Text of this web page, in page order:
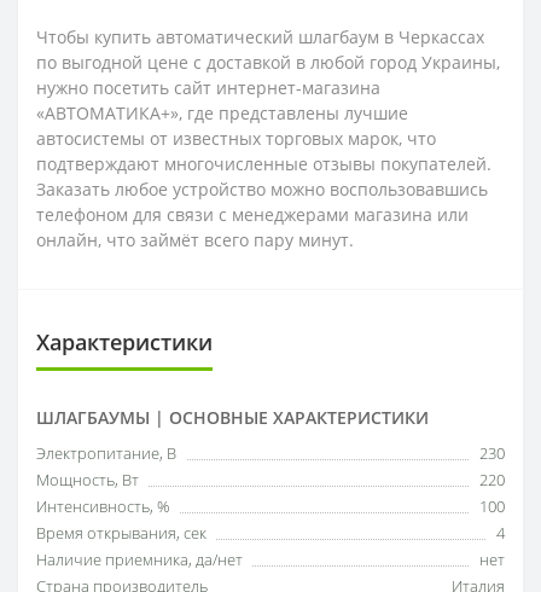
Чтобы купить автоматический шлагбаум в Черкассах
по выгодной цене с доставкой в любой город Украины,
нужно посетить сайт интернет-магазина
«АВТОМАТИКА+», где представлены лучшие
автосистемы от известных торговых марок, что
подтверждают многочисленные отзывы покупателей.
Заказать любое устройство можно воспользовавшись
телефоном для связи с менеджерами магазина или
онлайн, что займёт всего пару минут.
Характеристики
ШЛАГБАУМЫ | ОСНОВНЫЕ ХАРАКТЕРИСТИКИ
Электропитание, В
230
Мощность, Вт
220
Интенсивность, %
100
Время открывания, сек
4
Наличие приемника, да/нет
нет
Страна производитель
Италия